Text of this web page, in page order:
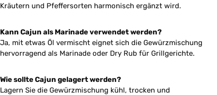
Kräutern und Pfeffersorten harmonisch ergänzt wird.
Kann Cajun als Marinade verwendet werden?
Ja, mit etwas Öl vermischt eignet sich die Gewürzmischung
hervorragend als Marinade oder Dry Rub für Grillgerichte.
Wie sollte Cajun gelagert werden?
Lagern Sie die Gewürzmischung kühl, trocken und